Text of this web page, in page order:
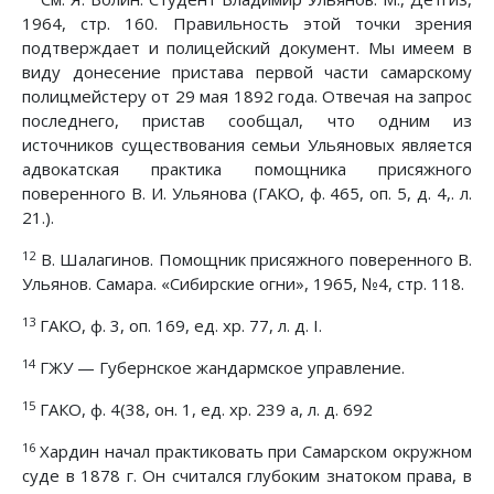
1964, стр. 160. Правильность этой точки зрения
подтверждает и полицейский документ. Мы имеем в
виду донесение пристава первой части самарскому
полицмейстеру от 29 мая 1892 года. Отвечая на запрос
последнего, пристав сообщал, что одним из
источников существования семьи Ульяновых является
адвокатская практика помощника присяжного
поверенного В. И. Ульянова (ГАКО, ф. 465, оп. 5, д. 4,. л.
21.).
12В. Шалагинов. Помощник присяжного поверенного В.
Ульянов. Самара. «Сибирские огни», 1965, №4, стр. 118.
13 ГАКО, ф. 3, оп. 169, ед. хр. 77, л. д. I.
14ГЖУ — Губернское жандармское управление.
15 ГАКО, ф. 4(38, он. 1, ед. хр. 239 а, л. д. 692
16 Хардин начал практиковать при Самарском окружном
суде в 1878 г. Он считался глубоким знатоком права, в